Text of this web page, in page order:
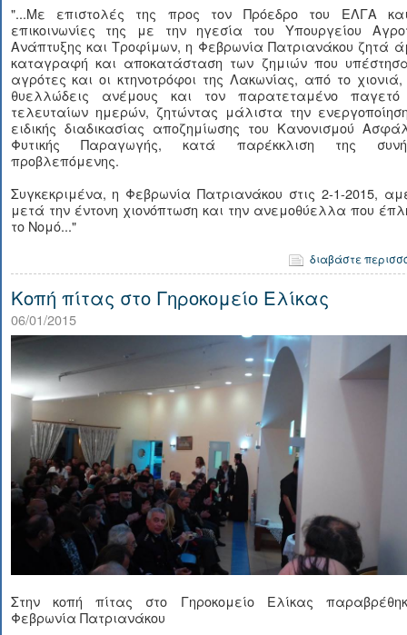
"...Με επιστολές της προς τον Πρόεδρο του ΕΛΓΑ
επικοινωνίες της με την ηγεσία του Υπουργείου
Ανάπτυξης και Τροφίμων, η Φεβρωνία Πατριανάκου ζητά
καταγραφή και αποκατάσταση των ζημιών που
αγρότες και οι κτηνοτρόφοι της Λακωνίας, από το χιονιά,
θυελλώδεις ανέμους και τον παρατεταμένο
τελευταίων ημερών, ζητώντας μάλιστα την
ειδικής διαδικασίας αποζημίωσης του Κανονισμού
Φυτικής Παραγωγής, κατά παρέκκλιση της
προβλεπόμενης.
Συγκεκριμένα, η Φεβρωνία Πατριανάκου στις 2-1-2015,
μετά την έντονη χιονόπτωση και την ανεμοθύελλα που
το Νομό..."
διαβάστε
Κοπή πίτας στο Γηροκομείο Ελίκας
06/01/2015
Στην κοπή πίτας στο Γηροκομείο Ελίκας
Φεβρωνία Πατριανάκου